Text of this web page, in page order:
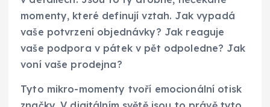
momenty, které definují vztah. Jak vypadá
vaše potvrzení objednávky? Jak reaguje
vaše podpora v pátek v pět odpoledne? Jak
voní vaše prodejna?
Tyto mikro-momenty tvoří emocionální otisk